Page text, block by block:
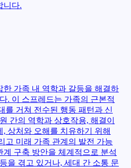
니다.
한 가족 내 역학과 갈등을 해결하
. 이 스프레드는 가족의 근본적
를 거쳐 전수된 행동 패턴과 신
간의 역학과 상호작용, 해결이
상처와 오해를 치유하기 위해
고 미래 가족 관계의 발전 가능
계 구축 방안을 체계적으로 분석
을 겪고 있거나, 세대 간 소통 문